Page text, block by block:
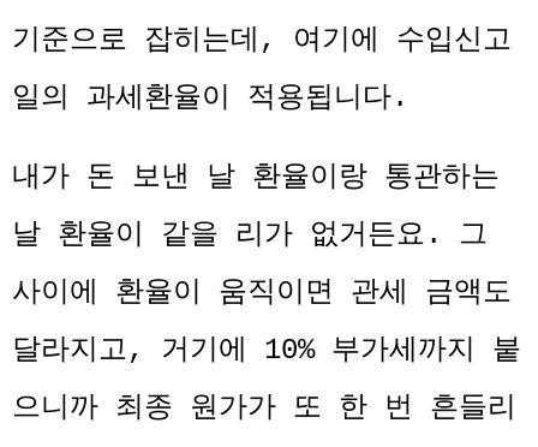
기준으로 잡히는데, 여기에 수입신고
일의 과세환율이 적용됩니다.
내가 돈 보낸 날 환율이랑 통관하는
날 환율이 같을 리가 없거든요. 그
사이에 환율이 움직이면 관세 금액도
달라지고, 거기에 10% 부가세까지 붙
으니까 최종 원가가 또 한 번 흔들리